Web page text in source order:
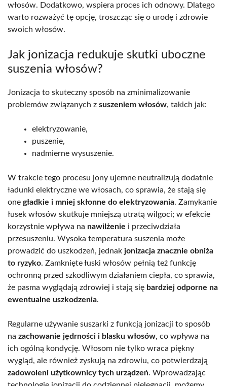
włosów. Dodatkowo, wspiera proces ich odnowy. Dlatego
warto rozważyć tę opcję, troszcząc się o urodę i zdrowie
swoich włosów.
Jak jonizacja redukuje skutki uboczne
suszenia włosów?
Jonizacja to skuteczny sposób na zminimalizowanie
problemów związanych z suszeniem włosów, takich jak:
elektryzowanie,
puszenie,
nadmierne wysuszenie.
W trakcie tego procesu jony ujemne neutralizują dodatnie
ładunki elektryczne we włosach, co sprawia, że stają się
one gładkie i mniej skłonne do elektryzowania. Zamykanie
łusek włosów skutkuje mniejszą utratą wilgoci; w efekcie
korzystnie wpływa na nawilżenie i przeciwdziała
przesuszeniu. Wysoka temperatura suszenia może
prowadzić do uszkodzeń, jednak jonizacja znacznie obniża
to ryzyko. Zamknięte łuski włosów pełnią też funkcję
ochronną przed szkodliwym działaniem ciepła, co sprawia,
że pasma wyglądają zdrowiej i stają się bardziej odporne na
ewentualne uszkodzenia.
Regularne używanie suszarki z funkcją jonizacji to sposób
na zachowanie jędrności i blasku włosów, co wpływa na
ich ogólną kondycję. Włosom nie tylko wraca piękny
wygląd, ale również zyskują na zdrowiu, co potwierdzają
zadowoleni użytkownicy tych urządzeń. Wprowadzając